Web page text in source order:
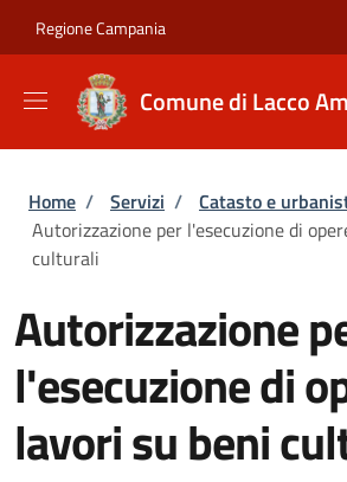
Regione Campania
Comune di Lacco
Briciole di pane
Home / Servizi / Catasto e
Autorizzazione per l'esecuzione di
culturali
Autorizzazione
l'esecuzione di
lavori su beni